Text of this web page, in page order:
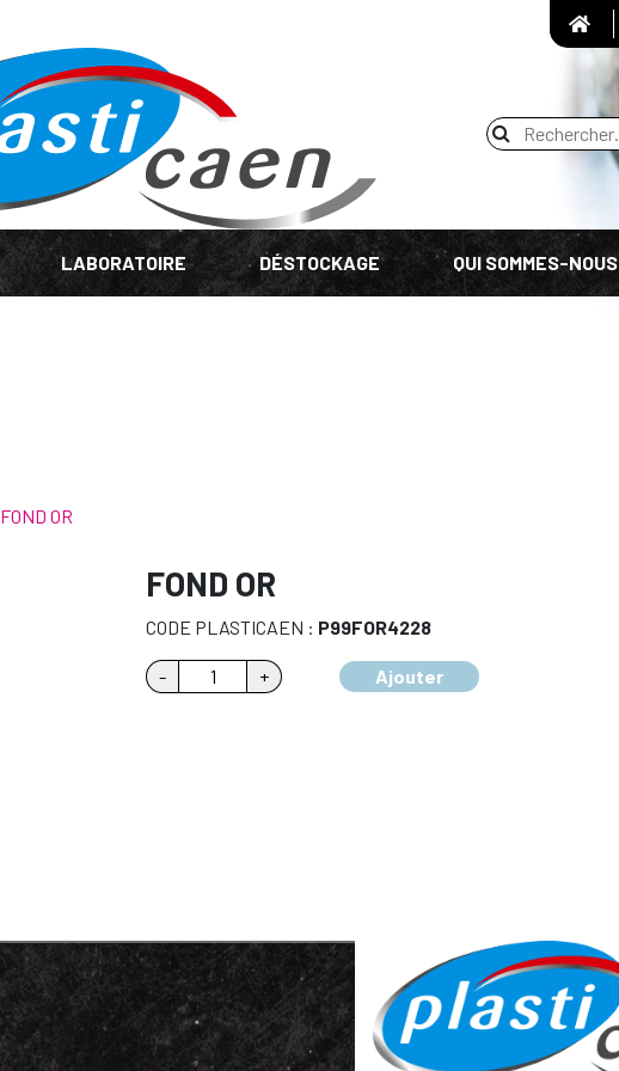
LABORATOIRE DÉSTOCKAGE QUI SOMMES-NOUS
FOND OR
FOND OR
CODE PLASTICAEN : P99FOR4228
-
quantité
de
+ Ajouter